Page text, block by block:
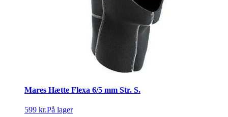
Mares Hætte Flexa 6/5 mm Str. S.
599 kr.På lager